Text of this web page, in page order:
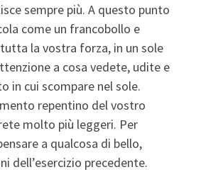
sempre più. A questo punto
come un francobollo e
la vostra forza, in un sole
a cosa vedete, udite e
in cui scompare nel sole.
repentino del vostro
molto più leggeri. Per
a qualcosa di bello,
dell’esercizio precedente.